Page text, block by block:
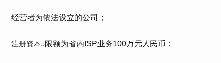
经营者为依法设立的公司；
注册资本..限额为省内ISP业务100万元人民币；